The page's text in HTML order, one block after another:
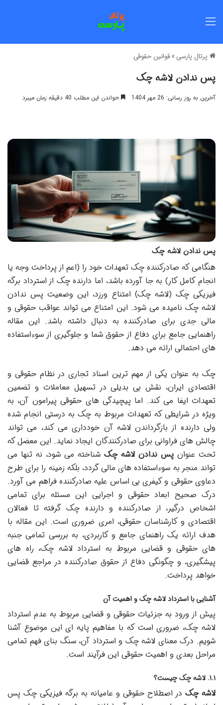
پرتال پارسی »قوانین حقوقی
پس ندادن لاشه چک
آخرین به روز رسانی: 26 مهر 1404 خواندن این مطلب 40 دقیقه زمان میبرد
پس ندادن لاشه چک
هنگامی که صادرکننده چک تعهدات خود را (اعم از پرداخت وجه یا
انجام کامل کار) به جا آورده باشد، اما دارنده چک از استرداد برگه
فیزیکی چک (لاشه چک) امتناع ورزد، این وضعیت پس ندادن
لاشه چک نامیده می شود. این امتناع می تواند عواقب حقوقی و
مالی جدی برای صادرکننده به دنبال داشته باشد. این مقاله
راهنمایی جامع برای دفاع از حقوق شما و جلوگیری از سوءاستفاده
های احتمالی ارائه می دهد.
چک به عنوان یکی از مهم ترین اسناد تجاری در نظام حقوقی و
اقتصادی ایران، نقش بی بدیلی در تسهیل معاملات و تضمین
تعهدات ایفا می کند. اما پیچیدگی های حقوقی پیرامون آن، به
ویژه در شرایطی که تعهدات مربوط به چک به درستی انجام شده
ولی دارنده از بازگرداندن لاشه آن خودداری می کند، می تواند
چالش های فراوانی برای صادرکنندگان ایجاد نماید. این معضل که
تحت عنوان پس ندادن لاشه چک شناخته می شود، نه تنها می
تواند منجر به سوءاستفاده های مالی گردد، بلکه زمینه را برای طرح
دعاوی حقوقی و کیفری بی اساس علیه صادرکننده فراهم می آورد.
درک صحیح ابعاد حقوقی و اجرایی این مسئله برای تمامی
اشخاص درگیر، از صادرکننده و دارنده چک گرفته تا فعالان
اقتصادی و کارشناسان حقوقی، امری ضروری است. این مقاله با
هدف ارائه یک راهنمای جامع و کاربردی، به بررسی تمامی جنبه
های حقوقی و قضایی مربوط به استرداد لاشه چک، راه های
پیشگیری، و چگونگی دفاع از حقوق صادرکننده در مراجع قضایی
خواهد پرداخت.
آشنایی با استرداد لاشه چک و اهمیت آن
پیش از ورود به جزئیات حقوقی و قضایی مربوط به عدم استرداد
لاشه چک، ضروری است که با مفاهیم پایه ای این موضوع آشنا
شویم. درک معنای لاشه چک و استرداد آن، سنگ بنای فهم تمامی
مراحل بعدی و اهمیت حقوقی این فرآیند است.
۱.۱. لاشه چک چیست؟
لاشه چک در اصطلاح حقوقی و عامیانه به برگه فیزیکی چک پس